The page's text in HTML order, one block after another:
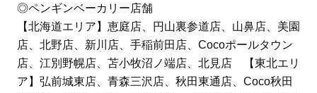
◎ペンギンベーカリー店舗
【北海道エリア】恵庭店、円山裏参道店、山鼻店、美園
店、北野店、新川店、手稲前田店、Cocoポールタウン
店、江別野幌店、苫小牧沼ノ端店、北見店 【東北エリ
ア】弘前城東店、青森三沢店、秋田東通店、Coco秋田